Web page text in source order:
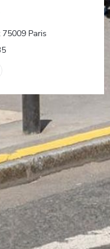
Paris((öffnet ein
((öffnet ein neues
((öffnet ein